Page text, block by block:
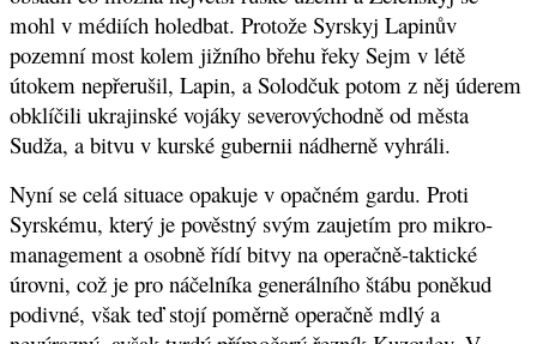
mohl v médiích holedbat. Protože Syrskyj Lapinův
pozemní most kolem jižního břehu řeky Sejm v létě
útokem nepřerušil, Lapin, a Solodčuk potom z něj úderem
obklíčili ukrajinské vojáky severovýchodně od města
Sudža, a bitvu v kurské gubernii nádherně vyhráli.
Nyní se celá situace opakuje v opačném gardu. Proti
Syrskému, který je pověstný svým zaujetím pro mikro-
management a osobně řídí bitvy na operačně-taktické
úrovni, což je pro náčelníka generálního štábu poněkud
podivné, však teď stojí poměrně operačně mdlý a